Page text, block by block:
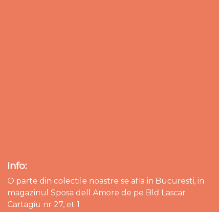
Info:
O parte din colectile noastre se afla in Bucuresti, in
magazinul Sposa dell Amore de pe Bld Lascar
Cartagiu nr 27, et 1